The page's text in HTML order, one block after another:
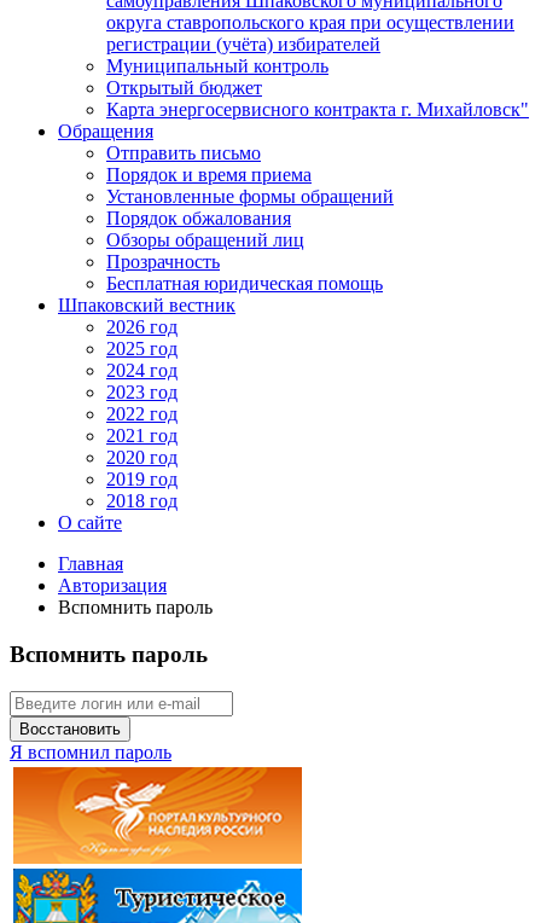
округа ставропольского края при осуществлении
регистрации (учёта) избирателей
Муниципальный контроль
Открытый бюджет
Карта энергосервисного контракта г. Михайловск"
Обращения
Отправить письмо
Порядок и время приема
Установленные формы обращений
Порядок обжалования
Обзоры обращений лиц
Прозрачность
Бесплатная юридическая помощь
Шпаковский вестник
2026 год
2025 год
2024 год
2023 год
2022 год
2021 год
2020 год
2019 год
2018 год
О сайте
Главная
Авторизация
Вспомнить пароль
Вспомнить пароль
Восстановить
Я вспомнил пароль